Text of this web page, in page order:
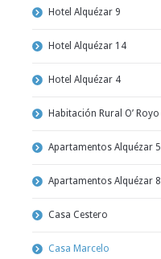
Hotel Alquézar 9
Hotel Alquézar 14
Hotel Alquézar 4
Habitación Rural O’ Royo
Apartamentos Alquézar 5
Apartamentos Alquézar 8
Casa Cestero
Casa Marcelo